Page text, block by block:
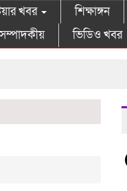
খবর শিক্ষাঙ্গন
ভিডিও খবর